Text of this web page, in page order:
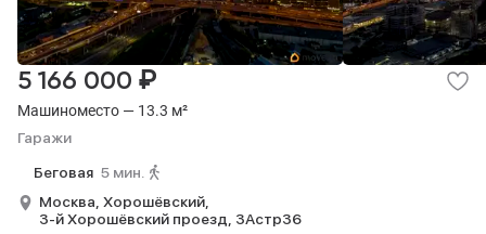
Машиноместо — 13.3 м²
Гаражи
5 166 000 ₽
Беговая 5 мин.
Москва, Хорошёвский,
3-й Хорошёвский проезд, 3Астр36